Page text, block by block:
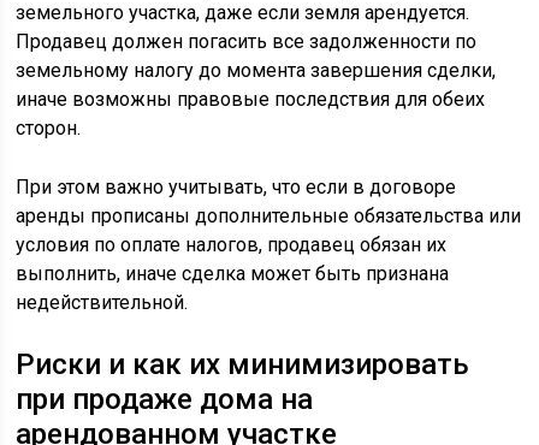
земельного участка, даже если земля арендуется.
Продавец должен погасить все задолженности по
земельному налогу до момента завершения сделки,
иначе возможны правовые последствия для обеих
сторон.
При этом важно учитывать, что если в договоре
аренды прописаны дополнительные обязательства или
условия по оплате налогов, продавец обязан их
выполнить, иначе сделка может быть признана
недействительной.
Риски и как их минимизировать
при продаже дома на
арендованном участке